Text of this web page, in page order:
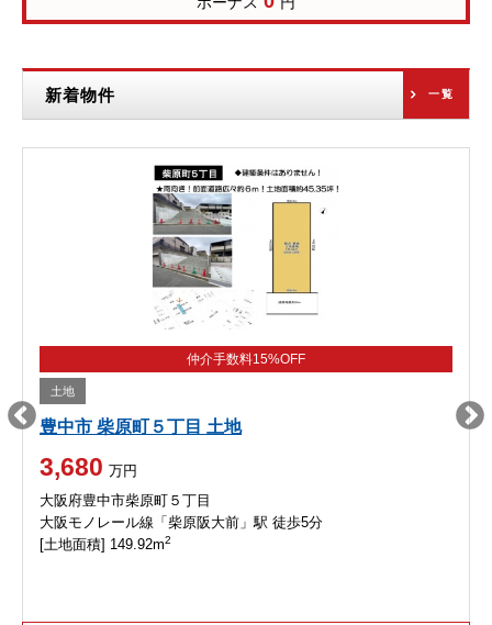
新着物件 一覧
仲介手数料15%OFF
土地
豊中市 柴原町５丁目 土地
3,680 万円
大阪府豊中市柴原町５丁目
大阪モノレール線「柴原阪大前」駅 徒歩5分
[土地面積] 149.92m2